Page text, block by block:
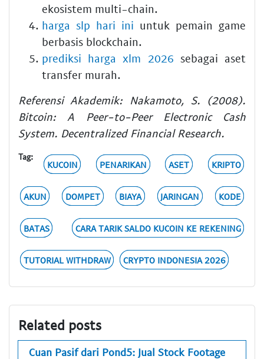
ekosistem multi-chain.
harga slp hari ini untuk pemain game
berbasis blockchain.
prediksi harga xlm 2026 sebagai aset
transfer murah.
Referensi Akademik: Nakamoto, S. (2008).
Bitcoin: A Peer-to-Peer Electronic Cash
System. Decentralized Financial Research.
Tag:
KUCOIN PENARIKAN ASET KRIPTO
AKUN DOMPET BIAYA JARINGAN KODE
BATAS CARA TARIK SALDO KUCOIN KE REKENING
TUTORIAL WITHDRAW CRYPTO INDONESIA 2026
Related posts
Cuan Pasif dari Pond5: Jual Stock Footage